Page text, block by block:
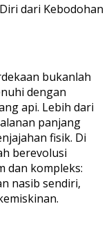
dari Kebodohan
bukanlah
dengan
api. Lebih dari
panjang
fisik. Di
berevolusi
dan kompleks:
nasib sendiri,